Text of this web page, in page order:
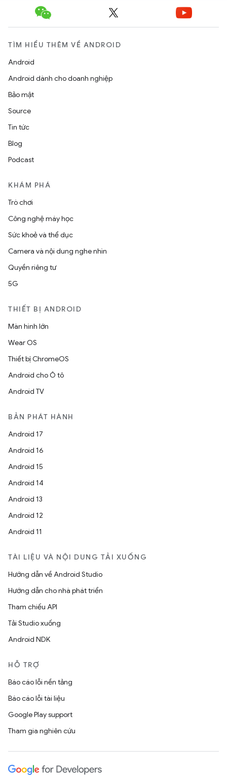
TÌM HIỂU THÊM VỀ ANDROID
Android
Android dành cho doanh nghiệp
Bảo mật
Source
Tin tức
Blog
Podcast
KHÁM PHÁ
Trò chơi
Công nghệ máy học
Sức khoẻ và thể dục
Camera và nội dung nghe nhìn
Quyền riêng tư
5G
THIẾT BỊ ANDROID
Màn hình lớn
Wear OS
Thiết bị ChromeOS
Android cho Ô tô
Android TV
BẢN PHÁT HÀNH
Android 17
Android 16
Android 15
Android 14
Android 13
Android 12
Android 11
TÀI LIỆU VÀ NỘI DUNG TẢI XUỐNG
Hướng dẫn về Android Studio
Hướng dẫn cho nhà phát triển
Tham chiếu API
Tải Studio xuống
Android NDK
HỖ TRỢ
Báo cáo lỗi nền tảng
Báo cáo lỗi tài liệu
Google Play support
Tham gia nghiên cứu